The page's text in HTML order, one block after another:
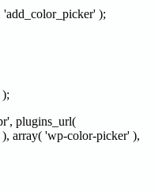
'add_color_picker' );
plugins_url(
array( 'wp-color-picker' ),